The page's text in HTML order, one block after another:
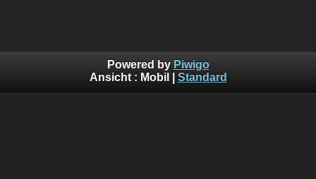
Powered by Piwigo
Ansicht : Mobil Standard